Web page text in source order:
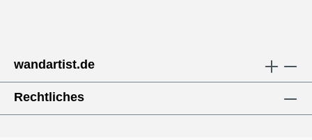
wandartist.de
Rechtliches